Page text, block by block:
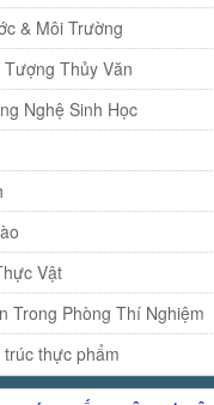
& Môi Trường
Thủy Văn
Nghệ Sinh Học
Vật
Trong Phòng Thí Nghiệm
thực phẩm